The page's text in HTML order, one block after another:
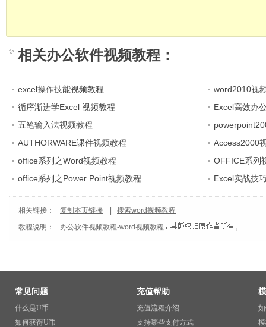
相关办公软件视频教程 ：
excel操作技能视频教程
word2010视
循序渐进学Excel 视频教程
Excel高效办
五笔输入法视频教程
AUTHORWARE课件视频教程
Access2000
office系列之Word视频教程
OFFICE系列
office系列之Power Point视频教程
Excel实战技
相关链接： 复制本页链接
搜索word视频教程
教程说明：
办公软件视频教程-word视频教程 。
常见问题
什么是U币
如何获得U币
充值帮助
充值流程介绍
支持哪些支付方式